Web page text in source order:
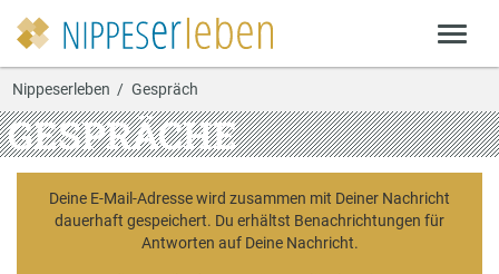
Nippeserleben Gespräch
GESPRÄCHE
Deine E-Mail-Adresse wird zusammen mit Deiner Nachricht
dauerhaft gespeichert. Du erhältst Benachrichtungen für
Antworten auf Deine Nachricht.